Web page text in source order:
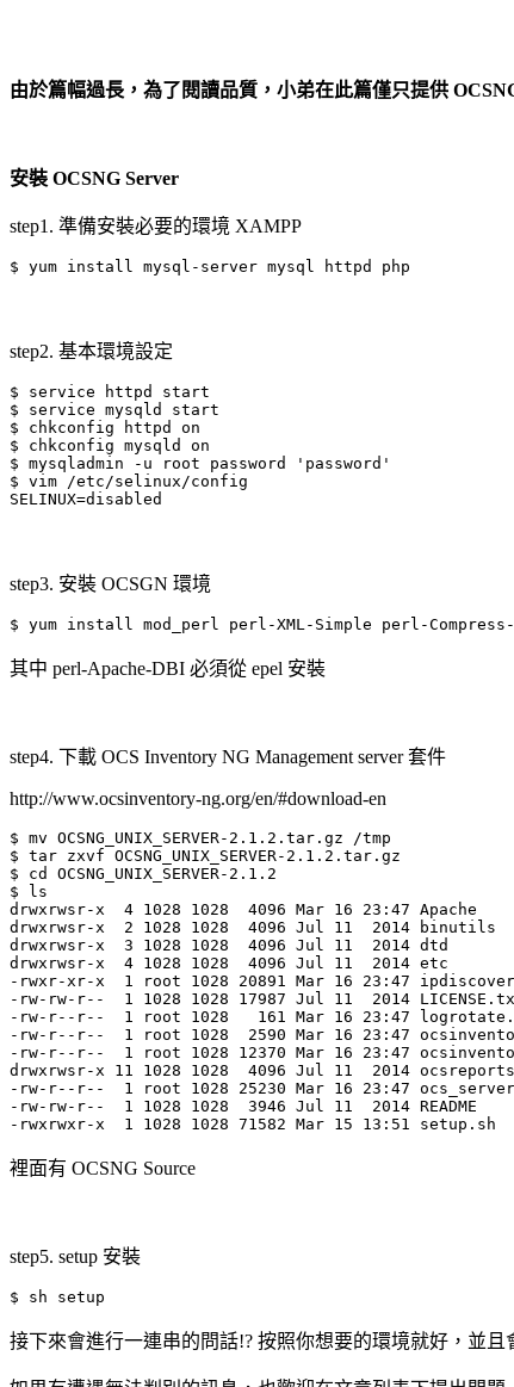
由於篇幅過長，為了閱讀品質，小弟在此篇僅只提供
安裝 OCSNG Server
step1. 準備安裝必要的環境 XAMPP
$ yum install mysql-server mysql httpd php
step2. 基本環境設定
$ service httpd start
$ service mysqld start
$ chkconfig httpd on
$ chkconfig mysqld on
$ mysqladmin -u root password 'password'
$ vim /etc/selinux/config
SELINUX=disabled
step3. 安裝 OCSGN 環境
$ yum install mod_perl perl-XML-Simple perl-
其中 perl-Apache-DBI 必須從 epel 安裝
step4. 下載 OCS Inventory NG Management server 套件
http://www.ocsinventory-ng.org/en/#download-en
$ mv OCSNG_UNIX_SERVER-2.1.2.tar.gz /tmp
$ tar zxvf OCSNG_UNIX_SERVER-2.1.2.tar.gz
$ cd OCSNG_UNIX_SERVER-2.1.2
$ ls
drwxrwsr-x  4 1028 1028  4096 Mar 16 23:47 Apache
drwxrwsr-x  2 1028 1028  4096 Jul 11  2014 binutils
drwxrwsr-x  3 1028 1028  4096 Jul 11  2014 dtd
drwxrwsr-x  4 1028 1028  4096 Jul 11  2014 etc
-rwxr-xr-x  1 root 1028 20891 Mar 16 23:47
-rw-rw-r--  1 1028 1028 17987 Jul 11  2014
-rw-r--r--  1 root 1028   161 Mar 16 23:47
-rw-r--r--  1 root 1028  2590 Mar 16 23:47
-rw-r--r--  1 root 1028 12370 Mar 16 23:47
drwxrwsr-x 11 1028 1028  4096 Jul 11  2014 ocsreports
-rw-r--r--  1 root 1028 25230 Mar 16 23:47
-rw-rw-r--  1 1028 1028  3946 Jul 11  2014 README
裡面有 OCSNG Source
step5. setup 安裝
接下來會進行一連串的問話!? 按照你想要的環境就好，並且